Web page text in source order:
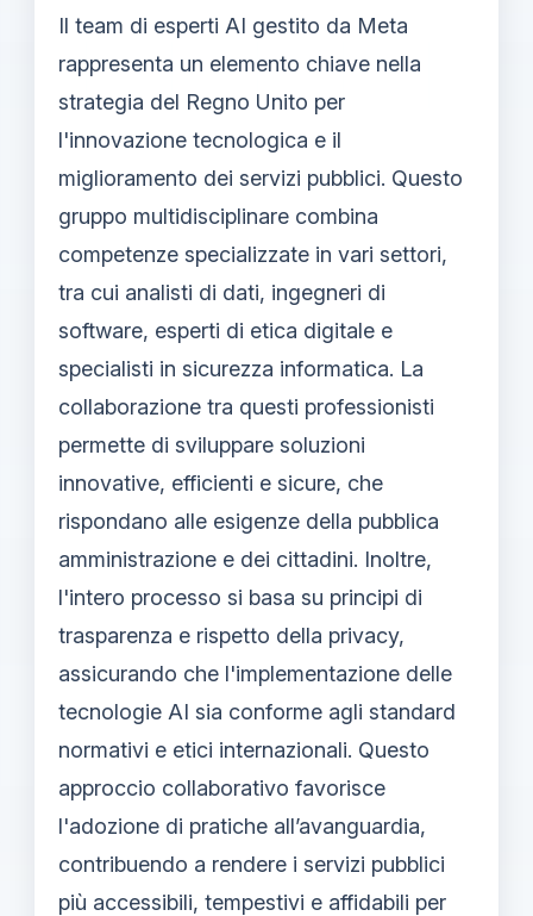
Il team di esperti AI gestito da Meta
rappresenta un elemento chiave nella
strategia del Regno Unito per
l'innovazione tecnologica e il
miglioramento dei servizi pubblici. Questo
gruppo multidisciplinare combina
competenze specializzate in vari settori,
tra cui analisti di dati, ingegneri di
software, esperti di etica digitale e
specialisti in sicurezza informatica. La
collaborazione tra questi professionisti
permette di sviluppare soluzioni
innovative, efficienti e sicure, che
rispondano alle esigenze della pubblica
amministrazione e dei cittadini. Inoltre,
l'intero processo si basa su principi di
trasparenza e rispetto della privacy,
assicurando che l'implementazione delle
tecnologie AI sia conforme agli standard
normativi e etici internazionali. Questo
approccio collaborativo favorisce
l'adozione di pratiche all’avanguardia,
contribuendo a rendere i servizi pubblici
più accessibili, tempestivi e affidabili per